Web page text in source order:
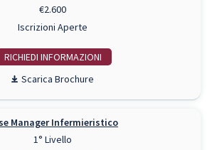
€2.600
Iscrizioni Aperte
RICHIEDI INFO
Scarica Brochure
Manager Infermieristico
1° Livello